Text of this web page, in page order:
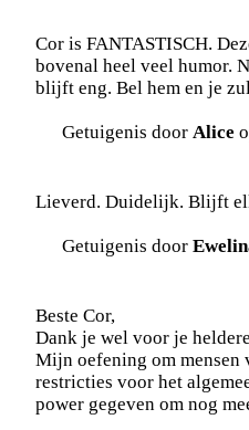
Cor is FANTASTISCH.
bovenal heel veel humor.
blijft eng. Bel hem en je
Getuigenis door Alice
Lieverd. Duidelijk. Blijft
Getuigenis door
Beste Cor,
Dank je wel voor je
Mijn oefening om mensen
restricties voor het
power gegeven om nog